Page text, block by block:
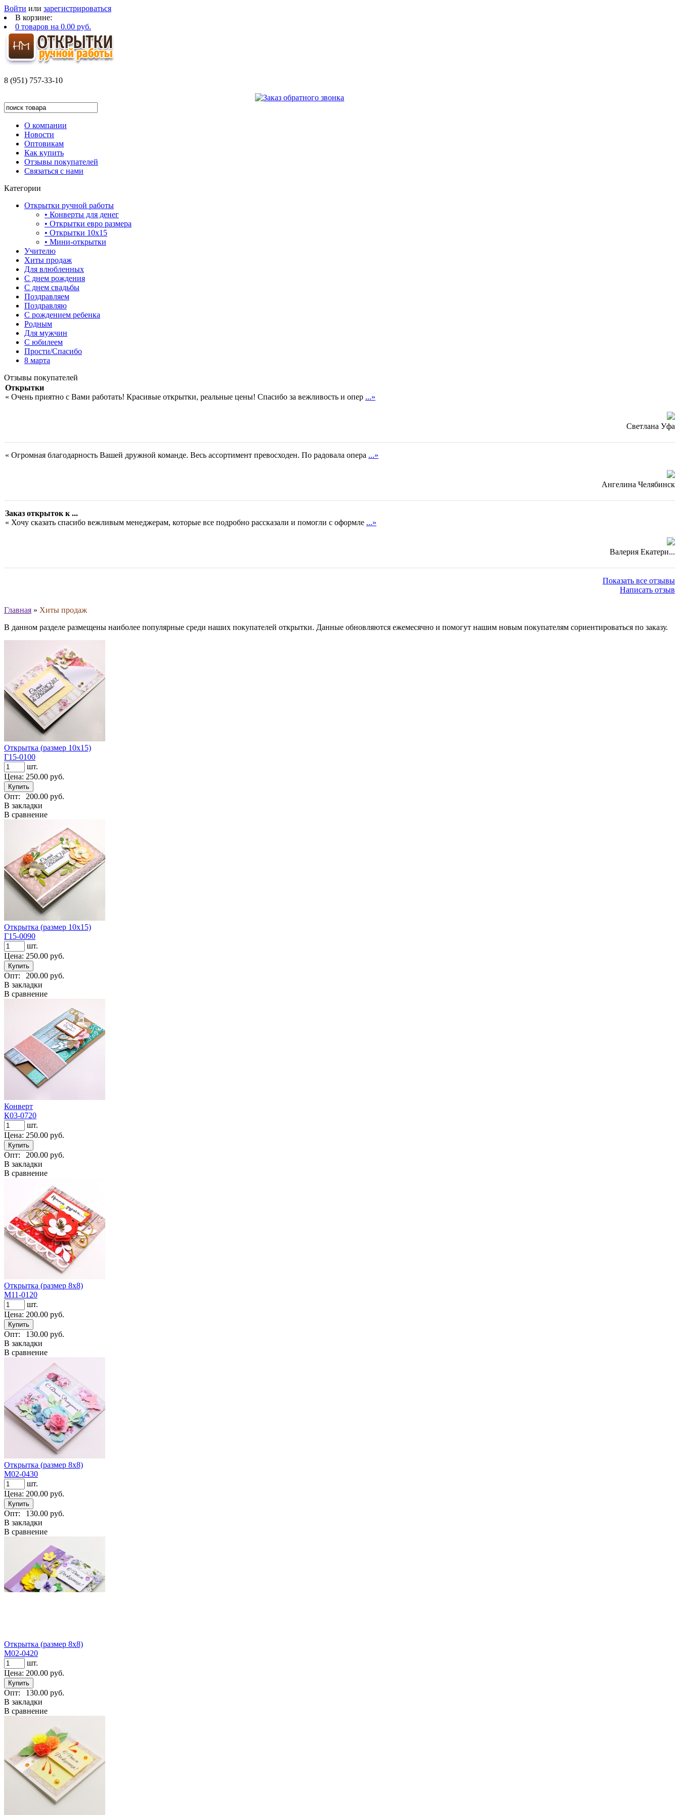
Войти или зарегистрироваться
В корзине:
0 товаров на 0.00 руб.
8 (951) 757-33-10
О компании
Новости
Оптовикам
Как купить
Отзывы покупателей
Связаться с нами
Категории
Открытки ручной работы
• Конверты для денег
• Открытки евро размера
• Открытки 10х15
• Мини-открытки
Учителю
Хиты продаж
Для влюбленных
С днем рождения
С днем свадьбы
Поздравляем
Поздравляю
С рождением ребенка
Родным
Для мужчин
С юбилеем
Прости/Спасибо
8 марта
Отзывы покупателей
Открытки
« Очень приятно с Вами работать! Красивые открытки, реальные цены! Спасибо за вежливость и опер ...»
Светлана Уфа
« Огромная благодарность Вашей дружной команде. Весь ассортимент превосходен. По радовала опера ...»
Ангелина Челябинск
Заказ открыток к ...
« Хочу сказать спасибо вежливым менеджерам, которые все подробно рассказали и помогли с оформле ...»
Валерия Екатери...
Показать все отзывы
Написать отзыв
Главная » Хиты продаж
В данном разделе размещены наиболее популярные среди наших покупателей открытки. Данные обновляются ежемесячно и помогут нашим новым покупателям сориентироваться по заказу.
Открытка (размер 10х15)
Г15-0100
шт.
Цена: 250.00 руб.
Опт:
200.00 руб.
В закладки
В сравнение
Открытка (размер 10х15)
Г15-0090
шт.
Цена: 250.00 руб.
Опт:
200.00 руб.
В закладки
В сравнение
Конверт
К03-0720
шт.
Цена: 250.00 руб.
Опт:
200.00 руб.
В закладки
В сравнение
Открытка (размер 8х8)
М11-0120
шт.
Цена: 200.00 руб.
Опт:
130.00 руб.
В закладки
В сравнение
Открытка (размер 8х8)
М02-0430
шт.
Цена: 200.00 руб.
Опт:
130.00 руб.
В закладки
В сравнение
Открытка (размер 8х8)
М02-0420
шт.
Цена: 200.00 руб.
Опт:
130.00 руб.
В закладки
В сравнение